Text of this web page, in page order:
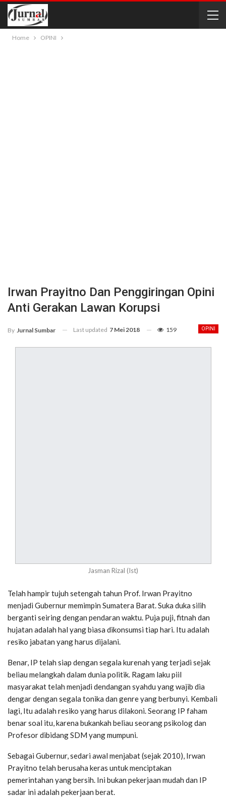
Home OPINI
Irwan Prayitno Dan Penggiringan Opini
Anti Gerakan Lawan Korupsi
OPINI
By Jurnal Sumbar Last updated 7 Mei 2018 159
Jasman Rizal (Ist)
Telah hampir tujuh setengah tahun Prof. Irwan Prayitno
menjadi Gubernur memimpin Sumatera Barat. Suka duka silih
berganti seiring dengan pendaran waktu. Puja puji, fitnah dan
hujatan adalah hal yang biasa dikonsumsi tiap hari. Itu adalah
resiko jabatan yang harus dijalani.
Benar, IP telah siap dengan segala kurenah yang terjadi sejak
beliau melangkah dalam dunia politik. Ragam laku piil
masyarakat telah menjadi dendangan syahdu yang wajib dia
dengar dengan segala tonika dan genre yang berbunyi. Kembali
lagi, Itu adalah resiko yang harus dilakoni. Seorang IP faham
benar soal itu, karena bukankah beliau seorang psikolog dan
Profesor dibidang SDM yang mumpuni.
Sebagai Gubernur, sedari awal menjabat (sejak 2010), Irwan
Prayitno telah berusaha keras untuk menciptakan
pemerintahan yang bersih. Ini bukan pekerjaan mudah dan IP
sadar ini adalah pekerjaan berat.